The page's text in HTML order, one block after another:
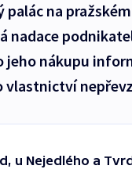
na
jeho nákupu
vlastnictví
u Nejedlého a